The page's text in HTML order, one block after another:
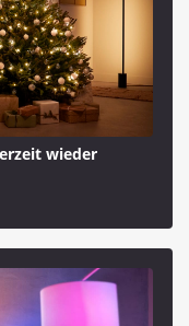
wieder